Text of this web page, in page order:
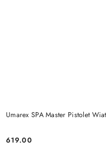
Umarex SPA Master Pistolet
Cena:
619.00